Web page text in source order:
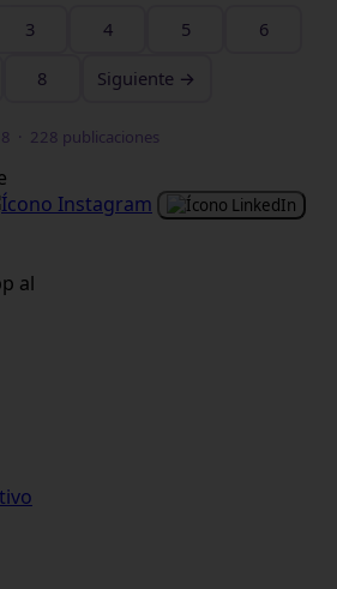
3 4 5 6
8 Siguiente →
· 228 publicaciones
al